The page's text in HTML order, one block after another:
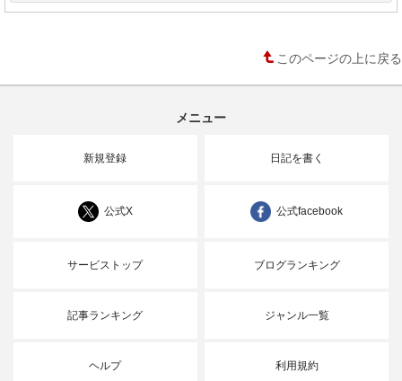
このページの上に戻る
メニュー
新規登録 日記を書く
公式X 公式facebook
サービストップ ブログランキング
記事ランキング ジャンル一覧
ヘルプ 利用規約